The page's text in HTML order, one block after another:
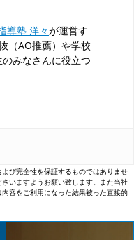
導塾 洋々が運営す
（AO推薦）や学校
みなさんに役立つ
び完全性を保証するものではありませ
いますようお願い致します。また当社
容をご利用になった結果被った直接的